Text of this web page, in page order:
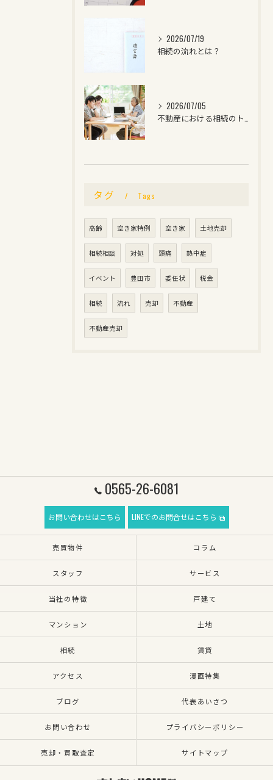
2026/07/19
相続の流れとは？
2026/07/05
タグ Tags
高齢 空き家特例 空き家 土地売却
相続相談 対処 頭痛 熱中症
イベント 豊田市 委任状 税金
相続 流れ 売却 不動産
不動産売却
0565-26-6081
お問い合わせはこちら LINEでのお問合せはこちら
売買物件 コラム
スタッフ サービス
当社の特徴 戸建て
マンション 土地
相続 賃貸
アクセス 漫画特集
ブログ 代表あいさつ
お問い合わせ プライバシーポリシー
売却・買取査定 サイトマップ